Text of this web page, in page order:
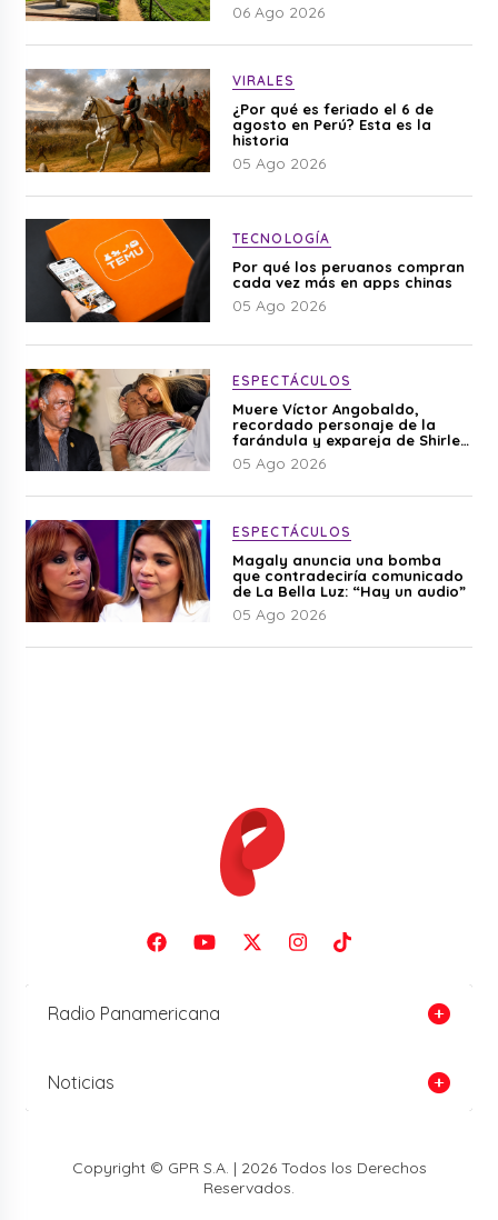
06 Ago 2026
VIRALES
¿Por qué es feriado el 6 de
agosto en Perú? Esta es la
historia
05 Ago 2026
TECNOLOGÍA
Por qué los peruanos compran
cada vez más en apps chinas
05 Ago 2026
ESPECTÁCULOS
Muere Víctor Angobaldo,
recordado personaje de la
farándula y expareja de Shirley
Cherres
05 Ago 2026
ESPECTÁCULOS
Magaly anuncia una bomba
que contradeciría comunicado
de La Bella Luz: “Hay un audio”
05 Ago 2026
Radio Panamericana
Noticias
Copyright © GPR S.A. | 2026 Todos los Derechos
Reservados.